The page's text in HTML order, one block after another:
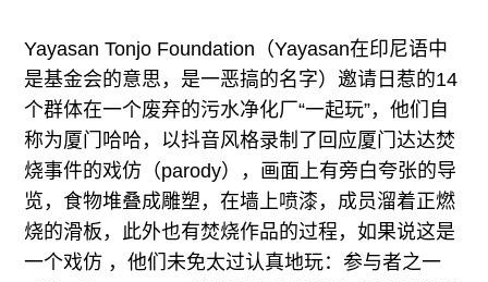
Yayasan Tonjo Foundation（Yayasan在印尼语中
是基金会的意思，是一恶搞的名字）邀请日惹的14
个群体在一个废弃的污水净化厂“一起玩”，他们自
称为厦门哈哈，以抖音风格录制了回应厦门达达焚
烧事件的戏仿（parody），画面上有旁白夸张的导
览，食物堆叠成雕塑，在墙上喷漆，成员溜着正燃
烧的滑板，此外也有焚烧作品的过程，如果说这是
一个戏仿 ，他们未免太过认真地玩：参与者之一